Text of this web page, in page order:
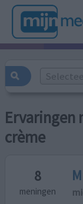
Ervaringen
crème
8
meningen